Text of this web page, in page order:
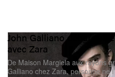
John Galliano débarque
avec Zara
De Maison Margiela aux rayons
Galliano chez Zara, personne ne